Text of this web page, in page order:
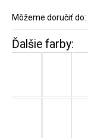
Môžeme doručiť do: